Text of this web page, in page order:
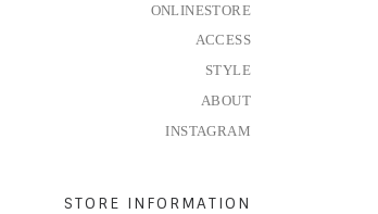
ONLINESTORE
ACCESS
STYLE
ABOUT
INSTAGRAM
STORE INFORMATION